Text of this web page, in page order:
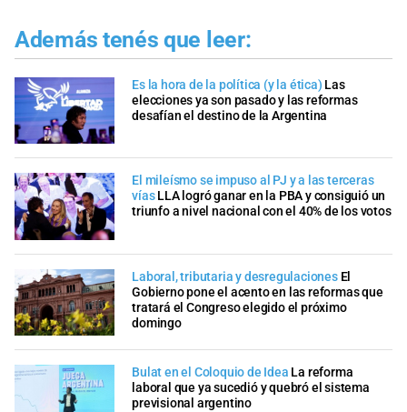
Además tenés que leer:
Es la hora de la política (y la ética) Las
elecciones ya son pasado y las reformas
desafían el destino de la Argentina
El mileísmo se impuso al PJ y a las terceras
vías LLA logró ganar en la PBA y consiguió un
triunfo a nivel nacional con el 40% de los votos
Laboral, tributaria y desregulaciones El
Gobierno pone el acento en las reformas que
tratará el Congreso elegido el próximo
domingo
Bulat en el Coloquio de Idea La reforma
laboral que ya sucedió y quebró el sistema
previsional argentino